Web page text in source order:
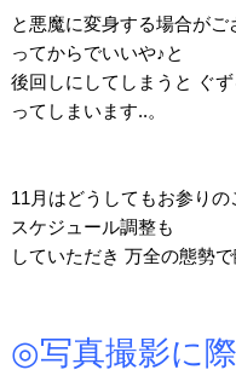
と悪魔に変身する場合が
ってからでいいや♪ と
後回しにしてしまうと ぐ
ってしまいます..。
11 月はどうしてもお参り
スケジュール調整も
していただき 万全の態勢
◎写真撮影に